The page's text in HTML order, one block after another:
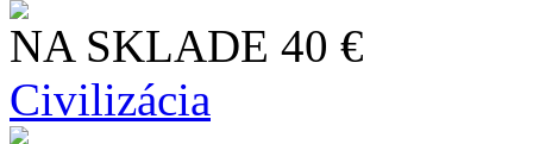
NA SKLADE 40 €
Civilizácia